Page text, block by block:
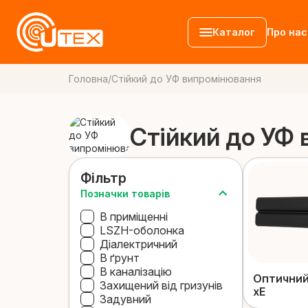
Каталог
Волоконно-
кабелі
Патч-корди
Аксесуари
Про нас
Головна/Стійкий до УФ випромінювання
Стійкий до УФ
Фільтр
Позначки товарів
В приміщенні
LSZH-оболонка
Діалектричний
В ґрунт
В каналізацію
Захищений від гризунів
Задувний
хE